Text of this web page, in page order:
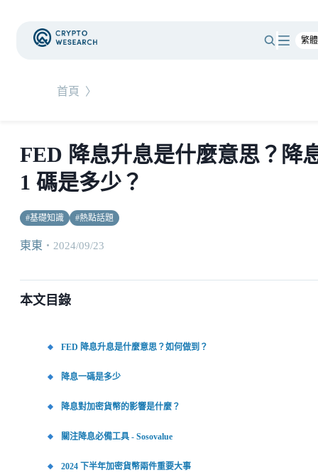
首頁 〉
FED 降息升息是什麼意思？降
1 碼是多少？
#基礎知識 #熱點話題
東東 ・ 2024/09/23
本文目錄
FED 降息升息是什麼意思？如何做到？
降息一碼是多少
降息對加密貨幣的影響是什麼？
關注降息必備工具 - Sosovalue
2024 下半年加密貨幣兩件重要大事